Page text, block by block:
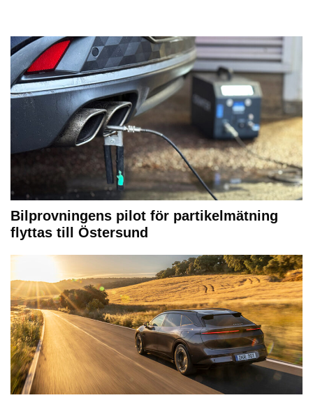
Bilprovningens pilot för partikelmätning
flyttas till Östersund